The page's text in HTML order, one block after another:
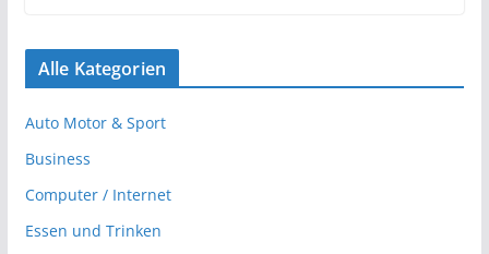
Alle Kategorien
Auto Motor & Sport
Business
Computer / Internet
Essen und Trinken